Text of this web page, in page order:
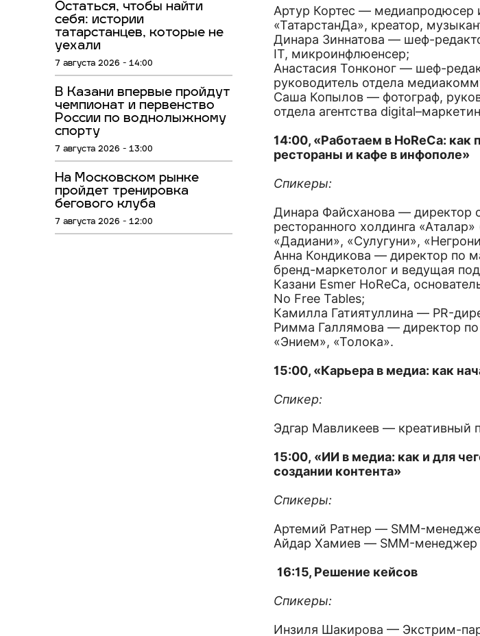
Остаться, чтобы найти
себя: истории
татарстанцев, которые не
уехали
7 августа 2026 - 14:00
В Казани впервые пройдут
чемпионат и первенство
России по воднолыжному
спорту
7 августа 2026 - 13:00
На Московском рынке
пройдет тренировка
бегового клуба
7 августа 2026 - 12:00
Артур Кортес — медиапродюсер
«ТатарстанДа», креатор,
Динара Зиннатова — шеф-
IT, микроинфлюенсер;
Анастасия Тонконог — шеф-
руководитель отдела
Саша Копылов — фотограф,
отдела агентства
14:00, «Работаем в HoReCa: как
рестораны и кафе в инфополе»
Спикеры:
Динара Файсханова — директор
ресторанного холдинга
«Дадиани», «Сулугуни»,
Анна Кондикова — директор по
бренд-маркетолог и ведущая
Казани Esmer HoReCa,
No Free Tables;
Камилла Гатиятуллина — PR-
Римма Галлямова — директор по
«Энием», «Толока».
15:00, «Карьера в медиа: как
Спикер:
Эдгар Мавликеев — креативный
15:00, «ИИ в медиа: как и для
создании контента»
Спикеры:
Артемий Ратнер — SMM-
Айдар Хамиев — SMM-менеджер
16:15, Решение кейсов
Спикеры:
Инзиля Шакирова — Экстрим-